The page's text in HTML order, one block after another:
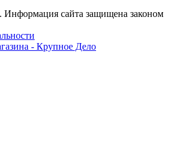
сайта защищена законом
- Крупное Дело